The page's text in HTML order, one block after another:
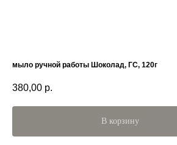
мыло ручной работы Шоколад, ГС, 120г
380,00 р.
В корзину